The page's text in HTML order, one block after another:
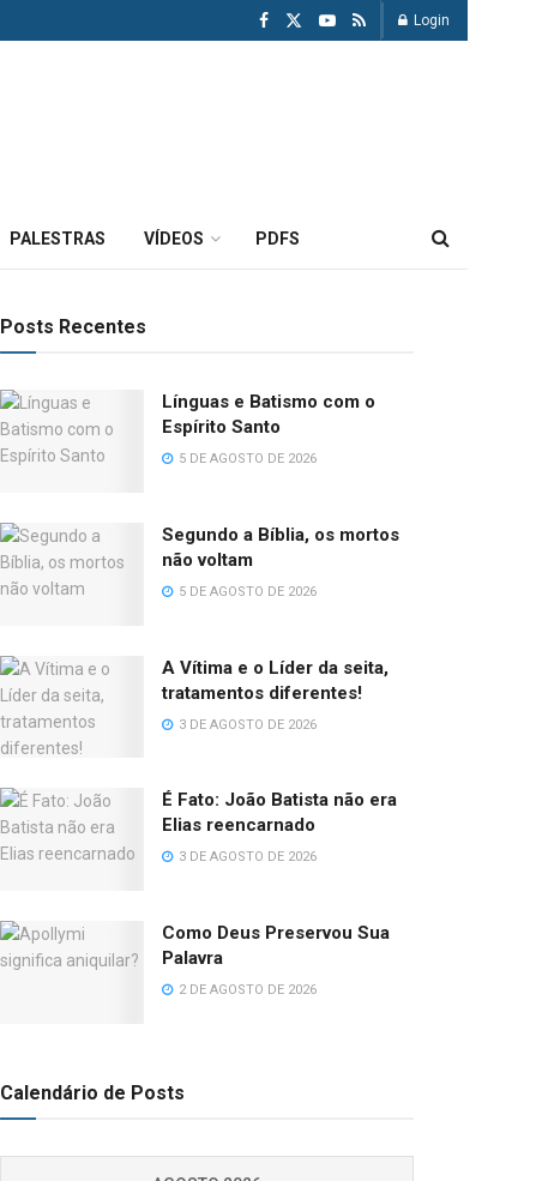
Login
PALESTRAS VÍDEOS PDFS
Posts Recentes
Línguas e Batismo com o
Espírito Santo
5 DE AGOSTO DE 2026
Segundo a Bíblia, os mortos
não voltam
5 DE AGOSTO DE 2026
A Vítima e o Líder da seita,
tratamentos diferentes!
3 DE AGOSTO DE 2026
É Fato: João Batista não era
Elias reencarnado
3 DE AGOSTO DE 2026
Como Deus Preservou Sua
Palavra
2 DE AGOSTO DE 2026
Calendário de Posts